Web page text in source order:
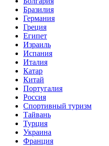
Бразилия
Германия
Греция
Египет
Израиль
Испания
Италия
Катар
Китай
Португалия
Россия
Спортивный туризм
Тайвань
Турция
Украина
Франция